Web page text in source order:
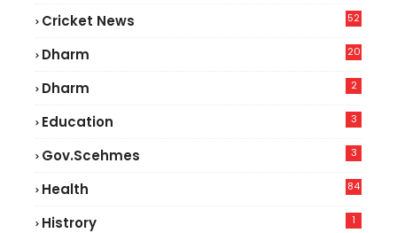
Cricket News
52
Dharm 20
Dharm 2
Education 3
Gov.scehmes 3
Health
84
Histrory 1